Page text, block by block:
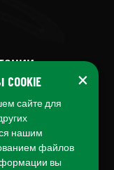
×
сайте для
нашим
файлов
вы